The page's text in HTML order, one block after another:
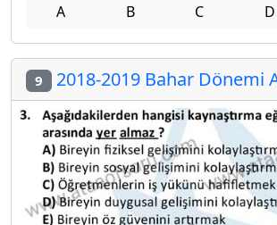
A B C D
9 2018-2019 Bahar Dönemi